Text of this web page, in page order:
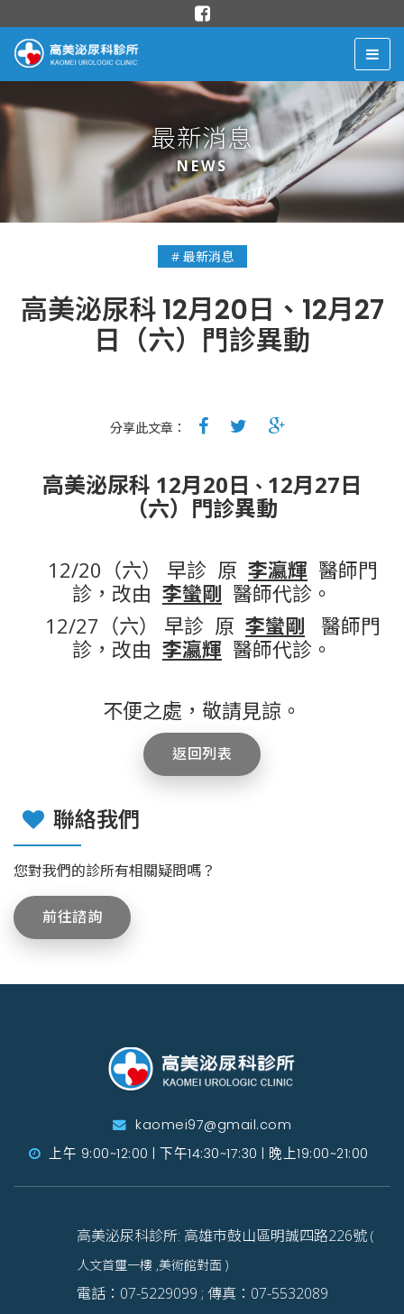
最新消息
NEWS
# 最新消息
高美泌尿科 12月20日、12月27
日（六）門診異動
分享此文章：
高美泌尿科 12月20日 、 12月27日
（六）門診異動
12/20（六） 早診 原 李瀛輝 醫師門
診，改由 李蠻剛 醫師代診。
12/27（六） 早診 原 李蠻剛 醫師門
診，改由 李瀛輝 醫師代診。
不便之處，敬請見諒。
返回列表
聯絡我們
您對我們的診所有相關疑問嗎？
前往諮詢
kaomei97@gmail.com
上午 9:00~12:00 | 下午14:30~17:30 | 晚上19:00~21:00
高美泌尿科診所: 高雄市鼓山區明誠四路226號 (
人文首璽一樓 ,美術館對面 )
電話：07-5229099 ; 傳真：07-5532089